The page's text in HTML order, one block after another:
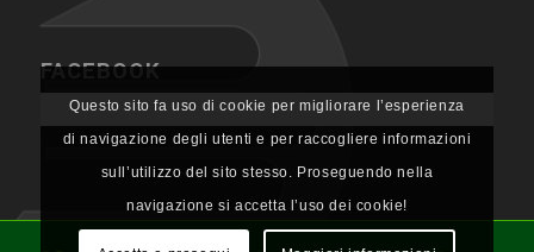
FACEBOOK
Questo sito fa uso di cookie per migliorare l’esperienza
di navigazione degli utenti e per raccogliere informazioni
sull’utilizzo del sito stesso. Proseguendo nella
navigazione si accetta l’uso dei cookie!